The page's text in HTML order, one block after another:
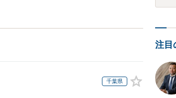
千葉県
注目